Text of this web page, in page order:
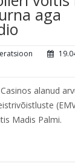
aga
alanud
Madis Palmi.